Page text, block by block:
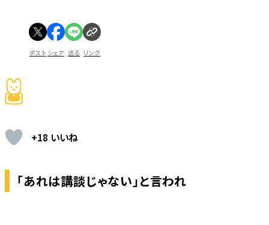
ポスト シェア 送る リンク
+18 いいね
「あれは講談じゃない」と言われ